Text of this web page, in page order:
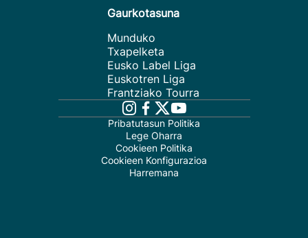
Gaurkotasuna
Munduko
Txapelketa
Eusko Label Liga
Euskotren Liga
Frantziako Tourra
Pribatutasun Politika
Lege Oharra
Cookieen Politika
Cookieen Konfigurazioa
Harremana